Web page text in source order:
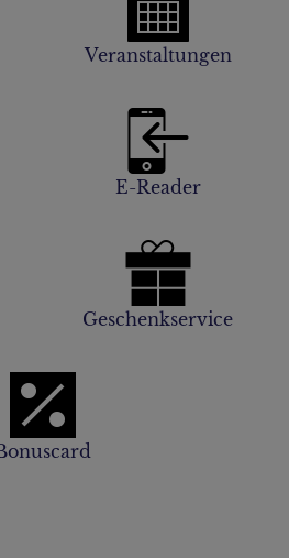
Veranstaltungen
E-Reader
Geschenkservice